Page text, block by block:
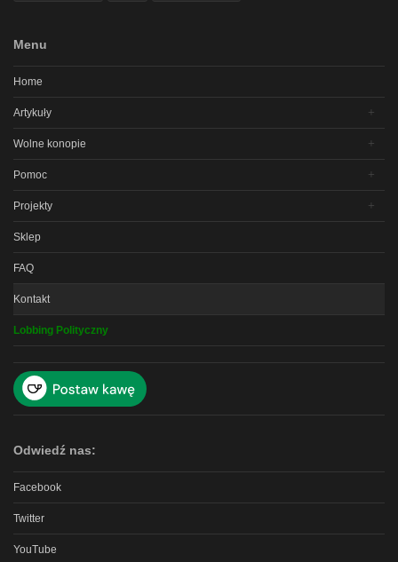
Menu
Home
Artykuły
Wolne konopie
Pomoc
Projekty
Sklep
FAQ
Kontakt
Lobbing Polityczny
Odwiedź nas:
Facebook
Twitter
YouTube